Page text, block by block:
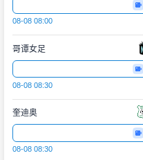
08-08 08:00
哥谭女足
08-08 08:30
奎迪奥
08-08 08:30